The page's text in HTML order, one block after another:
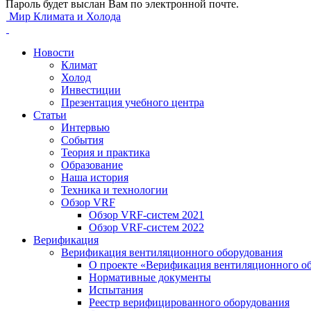
Пароль будет выслан Вам по электронной почте.
Мир Климата и Холода
Новости
Климат
Холод
Инвестиции
Презентация учебного центра
Статьи
Интервью
События
Теория и практика
Образование
Наша история
Техника и технологии
Обзор VRF
Обзор VRF-систем 2021
Обзор VRF-систем 2022
Верификация
Верификация вентиляционного оборудования
О проекте «Верификация вентиляционного
Нормативные документы
Испытания
Реестр верифицированного оборудования